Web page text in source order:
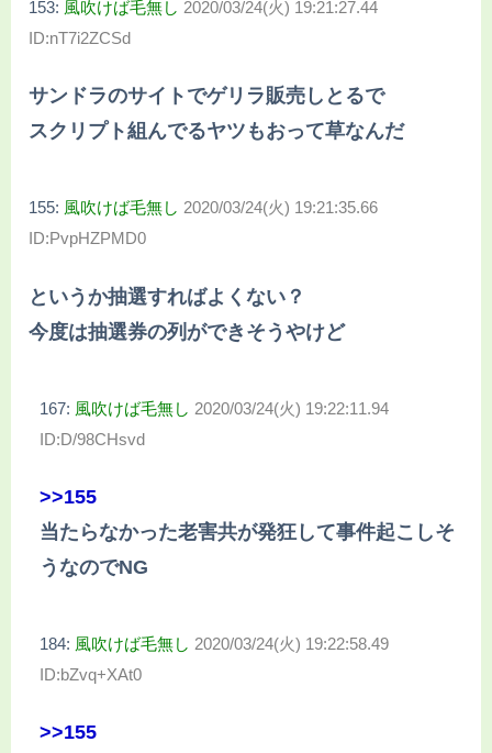
153: 風吹けば毛無し 2020/03/24(火) 19:21:27.44
ID:nT7i2ZCSd
サンドラのサイトでゲリラ販売しとるで
スクリプト組んでるヤツもおって草なんだ
155: 風吹けば毛無し 2020/03/24(火) 19:21:35.66
ID:PvpHZPMD0
というか抽選すればよくない？
今度は抽選券の列ができそうやけど
167: 風吹けば毛無し 2020/03/24(火) 19:22:11.94
ID:D/98CHsvd
>>155
当たらなかった老害共が発狂して事件起こしそ
うなのでNG
184: 風吹けば毛無し 2020/03/24(火) 19:22:58.49
ID:bZvq+XAt0
>>155